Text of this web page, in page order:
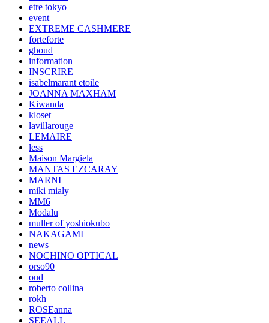
etre tokyo
event
EXTREME CASHMERE
forteforte
ghoud
information
INSCRIRE
isabelmarant etoile
JOANNA MAXHAM
Kiwanda
kloset
lavillarouge
LEMAIRE
less
Maison Margiela
MANTAS EZCARAY
MARNI
miki mialy
MM6
Modalu
muller of yoshiokubo
NAKAGAMI
news
NOCHINO OPTICAL
orso90
oud
roberto collina
rokh
ROSEanna
SEEALL